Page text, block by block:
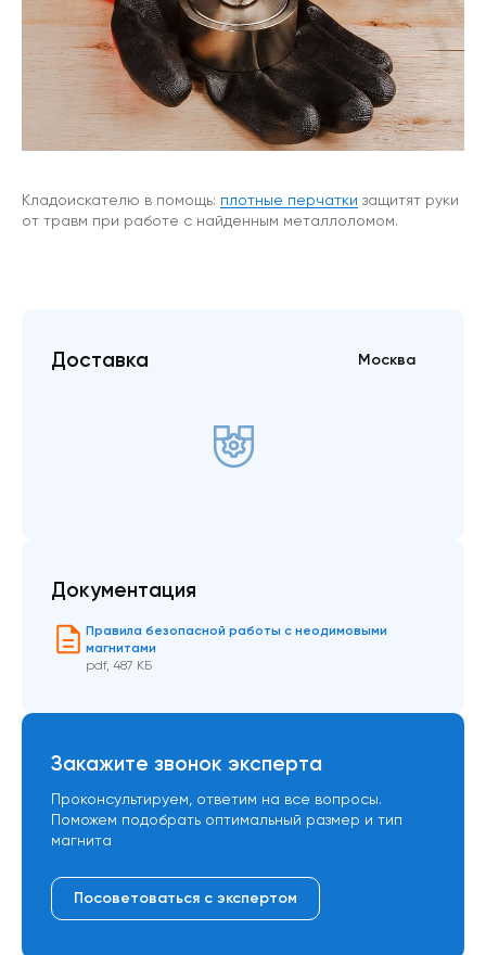
Кладоискателю в помощь: плотные перчатки защитят руки
от травм при работе с найденным металлоломом.
Доставка Москва
Документация
Правила безопасной работы с неодимовыми
магнитами
pdf, 487 КБ
Закажите звонок эксперта
Проконсультируем, ответим на все вопросы.
Поможем подобрать оптимальный размер и тип
магнита
Посоветоваться с экспертом